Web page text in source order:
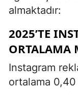
almaktadır:
2025’TE
ORTALAMA
Instagram
ortalama